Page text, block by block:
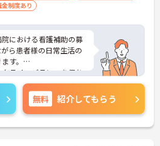
制度あり
における看護補助の募
ら患者様の日常生活の
す。
ライフバランスを保ち
また、昇給・賞与制度
形で評価されるので、
がります。
策ポイントなど、さら
でお気軽にご相談くだ
無料 紹介してもらう